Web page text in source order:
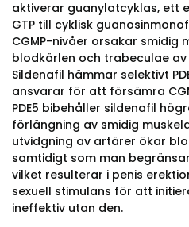
aktiverar guanylatcyklas, ett
GTP till cyklisk
CGMP-nivåer orsakar smidig
blodkärlen och trabeculae
Sildenafil hämmar selektivt
ansvarar för att försämra
PDE5 bibehåller sildenafil
förlängning av smidig
utvidgning av artärer ökar
samtidigt som man
vilket resulterar i penis
sexuell stimulans för att
ineffektiv utan den.